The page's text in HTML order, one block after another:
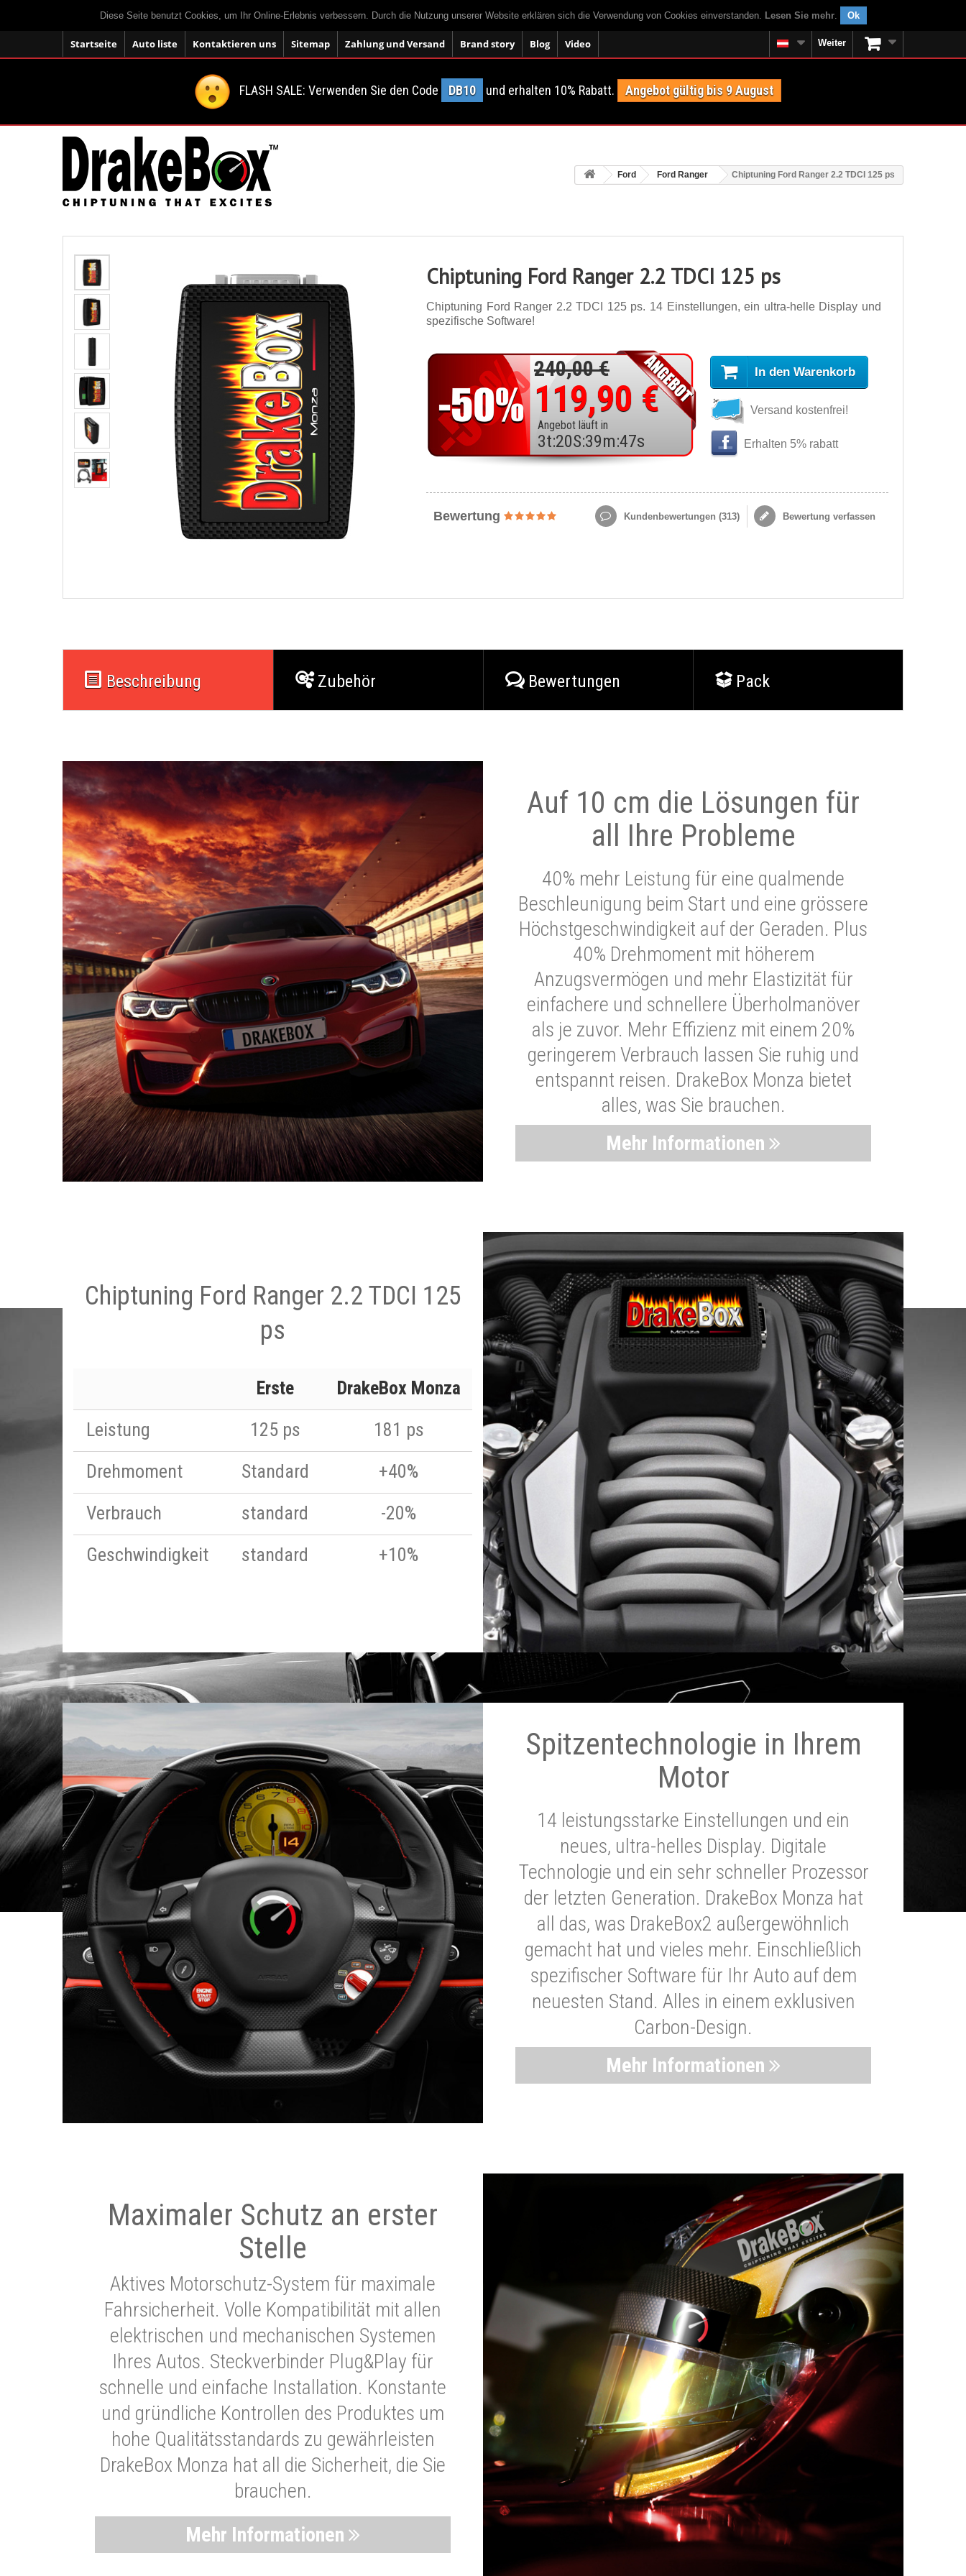
Diese Seite benutzt Cookies, um Ihr Online-Erlebnis verbessern. Durch die Nutzung unserer Website erklären sich die Verwendung von Cookies einverstanden. Lesen Sie mehr. Ok
Startseite Auto liste Kontaktieren uns Sitemap Zahlung und Versand Brand story Blog Video Weiter
FLASH SALE: Verwenden Sie den Code DB10 und erhalten 10% Rabatt. Angebot gültig bis 9 August
Ford Ford Ranger Chiptuning Ford Ranger 2.2 TDCI 125 ps
Chiptuning Ford Ranger 2.2 TDCI 125 ps
Chiptuning Ford Ranger 2.2 TDCI 125 ps. 14 Einstellungen, ein ultra-helle Display und
spezifische Software!
240,00 €
119,90 €
Angebot läuft in
3t:20S:39m:46s
In den Warenkorb
Versand kostenfrei!
Erhalten 5% rabatt
Bewertung Kundenbewertungen (313) Bewertung verfassen
Beschreibung Zubehör Bewertungen Pack
Auf 10 cm die Lösungen für
all Ihre Probleme
40% mehr Leistung für eine qualmende
Beschleunigung beim Start und eine grössere
Höchstgeschwindigkeit auf der Geraden. Plus
40% Drehmoment mit höherem
Anzugsvermögen und mehr Elastizität für
einfachere und schnellere Überholmanöver
als je zuvor. Mehr Effizienz mit einem 20%
geringerem Verbrauch lassen Sie ruhig und
entspannt reisen. DrakeBox Monza bietet
alles, was Sie brauchen.
Mehr Informationen
Chiptuning Ford Ranger 2.2 TDCI 125
ps
Erste
DrakeBox Monza
Leistung
125 ps
181 ps
Drehmoment
Standard
+40%
Verbrauch
standard
-20%
Geschwindigkeit
standard +10%
Spitzentechnologie in Ihrem
Motor
14 leistungsstarke Einstellungen und ein
neues, ultra-helles Display. Digitale
Technologie und ein sehr schneller Prozessor
der letzten Generation. DrakeBox Monza hat
all das, was DrakeBox2 außergewöhnlich
gemacht hat und vieles mehr. Einschließlich
spezifischer Software für Ihr Auto auf dem
neuesten Stand. Alles in einem exklusiven
Carbon-Design.
Mehr Informationen
Maximaler Schutz an erster
Stelle
Aktives Motorschutz-System für maximale
Fahrsicherheit. Volle Kompatibilität mit allen
elektrischen und mechanischen Systemen
Ihres Autos. Steckverbinder Plug&Play für
schnelle und einfache Installation. Konstante
und gründliche Kontrollen des Produktes um
hohe Qualitätsstandards zu gewährleisten
DrakeBox Monza hat all die Sicherheit, die Sie
brauchen.
Mehr Informationen